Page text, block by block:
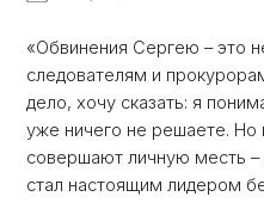
«Обвинения Сергею – это
следователям и
дело, хочу сказать: я
уже ничего не решаете.
совершают личную месть –
стал настоящим лидером